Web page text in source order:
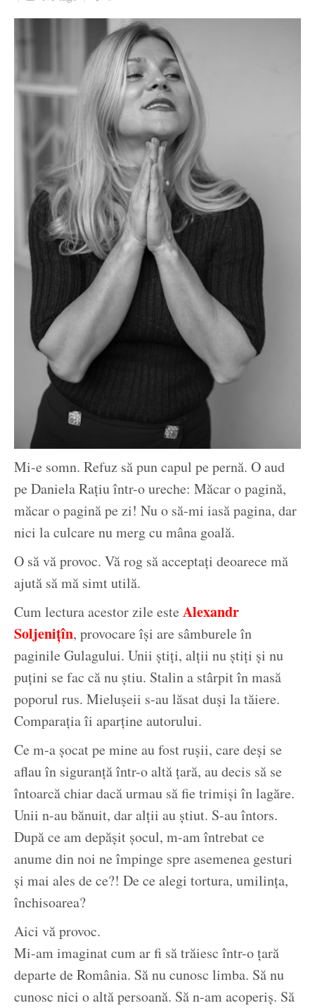
Ziua culorii
Mi-e somn. Refuz să pun capul pe pernă. O aud
pe Daniela Rațiu într-o ureche: Măcar o pagină,
măcar o pagină pe zi! Nu o să-mi iasă pagina, dar
nici la culcare nu merg cu mâna goală.
O să vă provoc. Vă rog să acceptați deoarece mă
ajută să mă simt utilă.
Cum lectura acestor zile este Alexandr
Soljenițîn, provocare își are sâmburele în
paginile Gulagului. Unii știți, alții nu știți și nu
puțini se fac că nu știu. Stalin a stârpit în masă
poporul rus. Mielușeii s-au lăsat duși la tăiere.
Comparația îi aparține autorului.
Ce m-a șocat pe mine au fost rușii, care deși se
aflau în siguranță într-o altă țară, au decis să se
întoarcă chiar dacă urmau să fie trimiși în lagăre.
Unii n-au bănuit, dar alții au știut. S-au întors.
După ce am depășit șocul, m-am întrebat ce
anume din noi ne împinge spre asemenea gesturi
și mai ales de ce?! De ce alegi tortura, umilința,
închisoarea?
Aici vă provoc.
Mi-am imaginat cum ar fi să trăiesc într-o țară
departe de România. Să nu cunosc limba. Să nu
cunosc nici o altă persoană. Să n-am acoperiș. Să